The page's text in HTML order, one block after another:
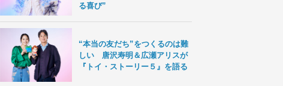
る喜び”
“本当の友だち”をつくるのは難
しい 唐沢寿明＆広瀬アリスが
『トイ・ストーリー５』を語る